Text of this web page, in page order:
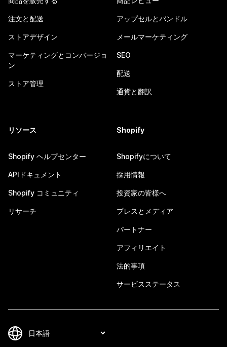
注文と配送
ストアデザイン
マーケティングとコンバージョ
ン
ストア管理
アップセルとバンドル
メールマーケティング
SEO
配送
通貨と翻訳
リソース
Shopify ヘルプセンター
APIドキュメント
Shopify コミュニティ
リサーチ
Shopify
Shopifyについて
採用情報
投資家の皆様へ
プレスとメディア
パートナー
アフィリエイト
法的事項
サービスステータス